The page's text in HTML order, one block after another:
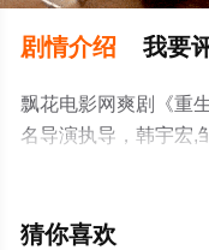
剧情介绍 我要
飘花电影网爽剧《重
名导演执导，韩宇宏,
视剧，大结局剧情已
免费观看，更多剧情
猜你喜欢